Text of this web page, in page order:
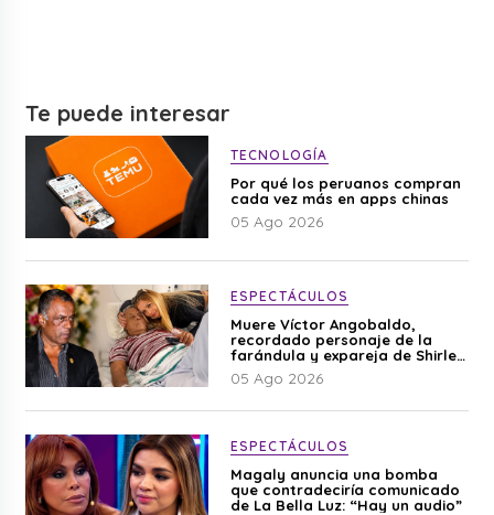
Te puede interesar
TECNOLOGÍA
Por qué los peruanos compran
cada vez más en apps chinas
05 Ago 2026
ESPECTÁCULOS
Muere Víctor Angobaldo,
recordado personaje de la
farándula y expareja de Shirley
Cherres
05 Ago 2026
ESPECTÁCULOS
Magaly anuncia una bomba
que contradeciría comunicado
de La Bella Luz: “Hay un audio”